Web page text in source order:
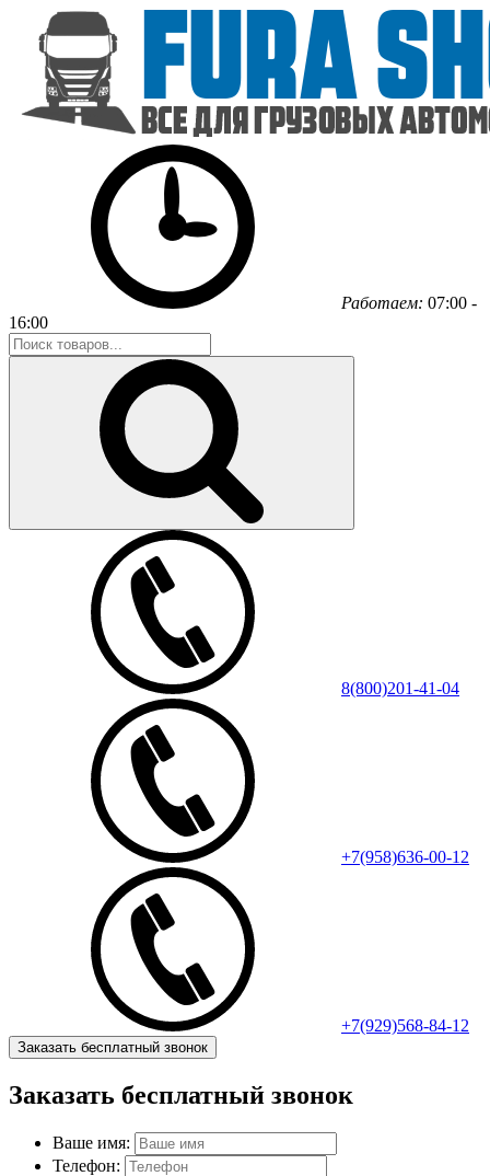
Работаем: 07:00 -
16:00
8(800)201-41-04
+7(958)636-00-12
+7(929)568-84-12
Заказать бесплатный звонок
Заказать бесплатный звонок
Ваше имя:
Телефон: